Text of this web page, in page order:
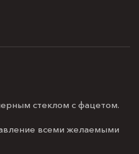
стеклом с фацетом.
всеми желаемыми